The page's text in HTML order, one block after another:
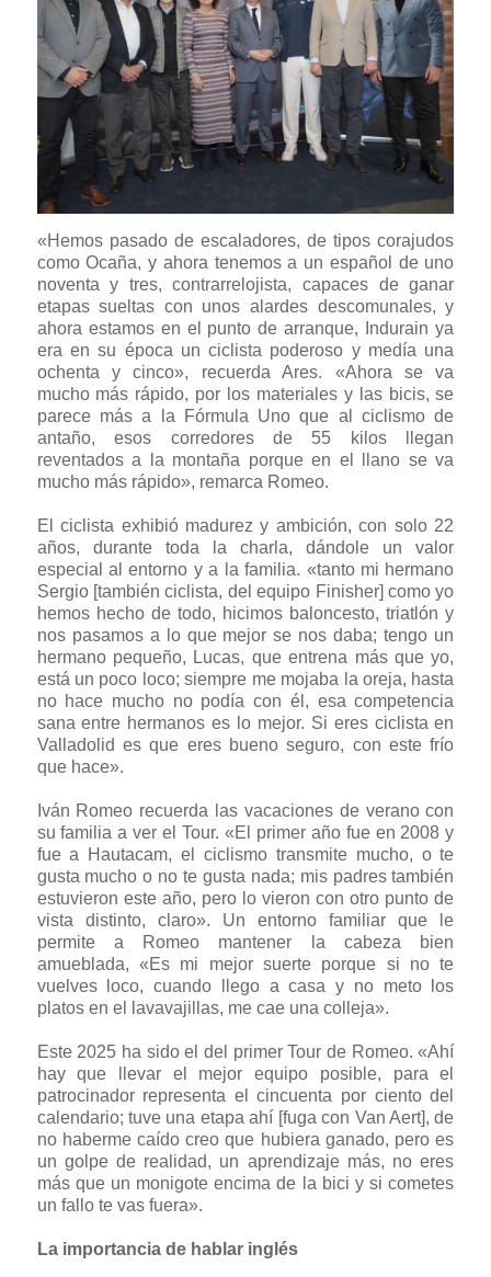
«Hemos pasado de escaladores, de tipos corajudos
como Ocaña, y ahora tenemos a un español de uno
noventa y tres, contrarrelojista, capaces de ganar
etapas sueltas con unos alardes descomunales, y
ahora estamos en el punto de arranque, Indurain ya
era en su época un ciclista poderoso y medía una
ochenta y cinco», recuerda Ares. «Ahora se va
mucho más rápido, por los materiales y las bicis, se
parece más a la Fórmula Uno que al ciclismo de
antaño, esos corredores de 55 kilos llegan
reventados a la montaña porque en el llano se va
mucho más rápido», remarca Romeo.
El ciclista exhibió madurez y ambición, con solo 22
años, durante toda la charla, dándole un valor
especial al entorno y a la familia. «tanto mi hermano
Sergio [también ciclista, del equipo Finisher] como yo
hemos hecho de todo, hicimos baloncesto, triatlón y
nos pasamos a lo que mejor se nos daba; tengo un
hermano pequeño, Lucas, que entrena más que yo,
está un poco loco; siempre me mojaba la oreja, hasta
no hace mucho no podía con él, esa competencia
sana entre hermanos es lo mejor. Si eres ciclista en
Valladolid es que eres bueno seguro, con este frío
que hace».
Iván Romeo recuerda las vacaciones de verano con
su familia a ver el Tour. «El primer año fue en 2008 y
fue a Hautacam, el ciclismo transmite mucho, o te
gusta mucho o no te gusta nada; mis padres también
estuvieron este año, pero lo vieron con otro punto de
vista distinto, claro». Un entorno familiar que le
permite a Romeo mantener la cabeza bien
amueblada, «Es mi mejor suerte porque si no te
vuelves loco, cuando llego a casa y no meto los
platos en el lavavajillas, me cae una colleja».
Este 2025 ha sido el del primer Tour de Romeo. «Ahí
hay que llevar el mejor equipo posible, para el
patrocinador representa el cincuenta por ciento del
calendario; tuve una etapa ahí [fuga con Van Aert], de
no haberme caído creo que hubiera ganado, pero es
un golpe de realidad, un aprendizaje más, no eres
más que un monigote encima de la bici y si cometes
un fallo te vas fuera».
La importancia de hablar inglés